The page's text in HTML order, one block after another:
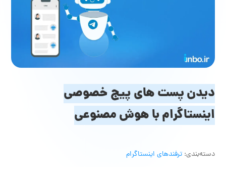
دیدن پست های پیج خصوصی
اینستاگرام با هوش مصنوعی
دسته‌بندی:ترفندهای اینستاگرام